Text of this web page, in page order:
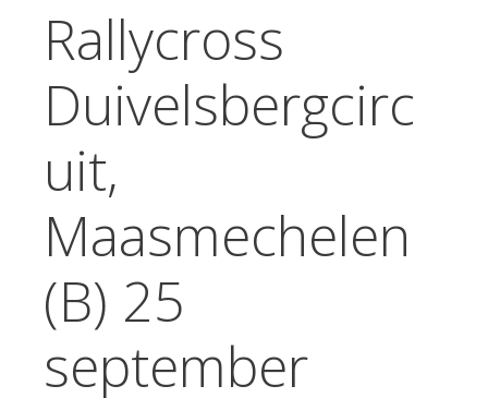
Rallycross
Duivelsbergcirc
uit,
Maasmechelen
(B) 25
september